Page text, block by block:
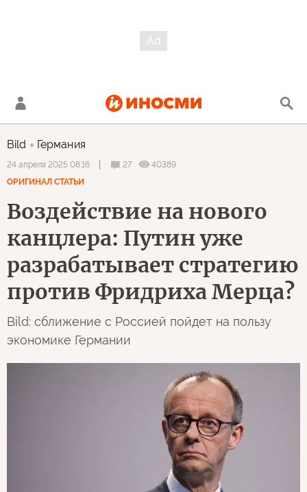
Bild Германия
24 апреля 2025 08:16 27
40389
ОРИГИНАЛ СТАТЬИ
Воздействие на нового
канцлера: Путин уже
разрабатывает стратегию
против Фридриха Мерца?
Bild: сближение с Россией пойдет на пользу
экономике Германии